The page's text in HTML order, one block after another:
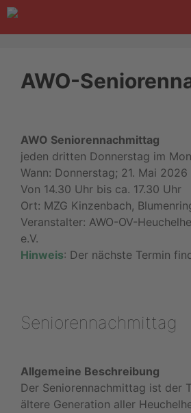
Zum
AWO-
AWO Seniorennachmittag
jeden dritten Donnerstag im
Wann: Donnerstag; 21. Mai 2026
Von 14.30 Uhr bis ca. 17.30 Uhr
Ort: MZG Kinzenbach,
Veranstalter: AWO-OV-
e.V.
Hinweis: Der nächste Termin
Seniorennachmittag
Allgemeine Beschreibung
Der Seniorennachmittag ist der
ältere Generation aller